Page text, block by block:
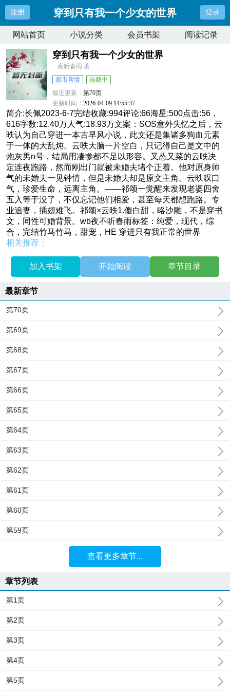
注册 穿到只有我一个少女的世界 登录
网站首页 小说分类 会员书架 阅读记录
穿到只有我一个少女的世界
夜听春雨 著
都市言情
连载中
最近更新：第70页
更新时间：2026-04-09 14:55:37
简介:长佩2023-6-7完结收藏:994评论:66海星:500点击:56，
616字数:12.40万人气:18.93万文案：SOS意外失忆之后，云
昳认为自己穿进一本古早风小说，此文还是集诸多狗血元素
于一体的大乱炖。云昳大脑一片空白，只记得自己是文中的
炮灰男n号，结局用凄惨都不足以形容。又怂又菜的云昳决
定连夜跑路，然而刚出门就被未婚夫堵个正着。他对原身帅
气的未婚夫一见钟情，但是未婚夫却是原文主角。云昳叹口
气，珍爱生命，远离主角。——祁颂一觉醒来发现老婆四舍
五入等于没了，不仅忘记他们相爱，甚至每天都想跑路。专
业追妻，插翅难飞。祁颂×云昳1.傻白甜，略沙雕，不是穿书
文，同性可婚背景。wb夜不听春雨标签：纯爱，现代，综
合，完结竹马竹马，甜宠，HE 穿进只有我正常的世界
相关推荐：
加入书架 开始阅读 章节目录
最新章节
第70页
第69页
第68页
第67页
第66页
第65页
第64页
第63页
第62页
第61页
第60页
第59页
查看更多章节...
章节列表
第1页
第2页
第3页
第4页
第5页